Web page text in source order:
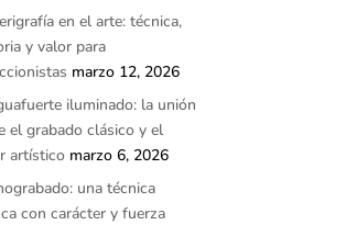
en el arte: técnica,
y valor para
marzo 12, 2026
iluminado: la unión
el grabado clásico y el
artístico marzo 6, 2026
una técnica
con carácter y fuerza